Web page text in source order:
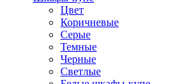
Цвет
Коричневые
Серые
Темные
Черные
Светлые